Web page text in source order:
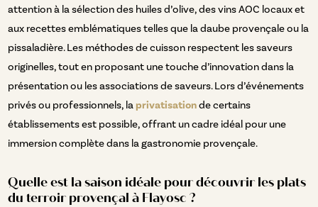
attention à la sélection des huiles d’olive, des vins AOC locaux et
aux recettes emblématiques telles que la daube provençale ou la
pissaladière. Les méthodes de cuisson respectent les saveurs
originelles, tout en proposant une touche d’innovation dans la
présentation ou les associations de saveurs. Lors d’événements
privés ou professionnels, la privatisationde certains
établissements est possible, offrant un cadre idéal pour une
immersion complète dans la gastronomie provençale.
Quelle est la saison idéale pour découvrir les plats
du terroir provençal à Flayosc ?